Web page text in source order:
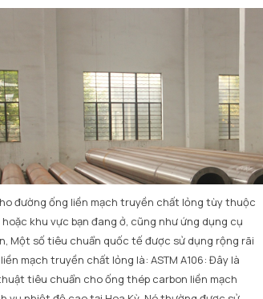
đường ống liền mạch truyền chất lỏng tùy thuộc
khu vực bạn đang ở, cũng như ứng dụng cụ
Một số tiêu chuẩn quốc tế được sử dụng rộng rãi
mạch truyền chất lỏng là: ASTM A106: Đây là
tiêu chuẩn cho ống thép carbon liền mạch